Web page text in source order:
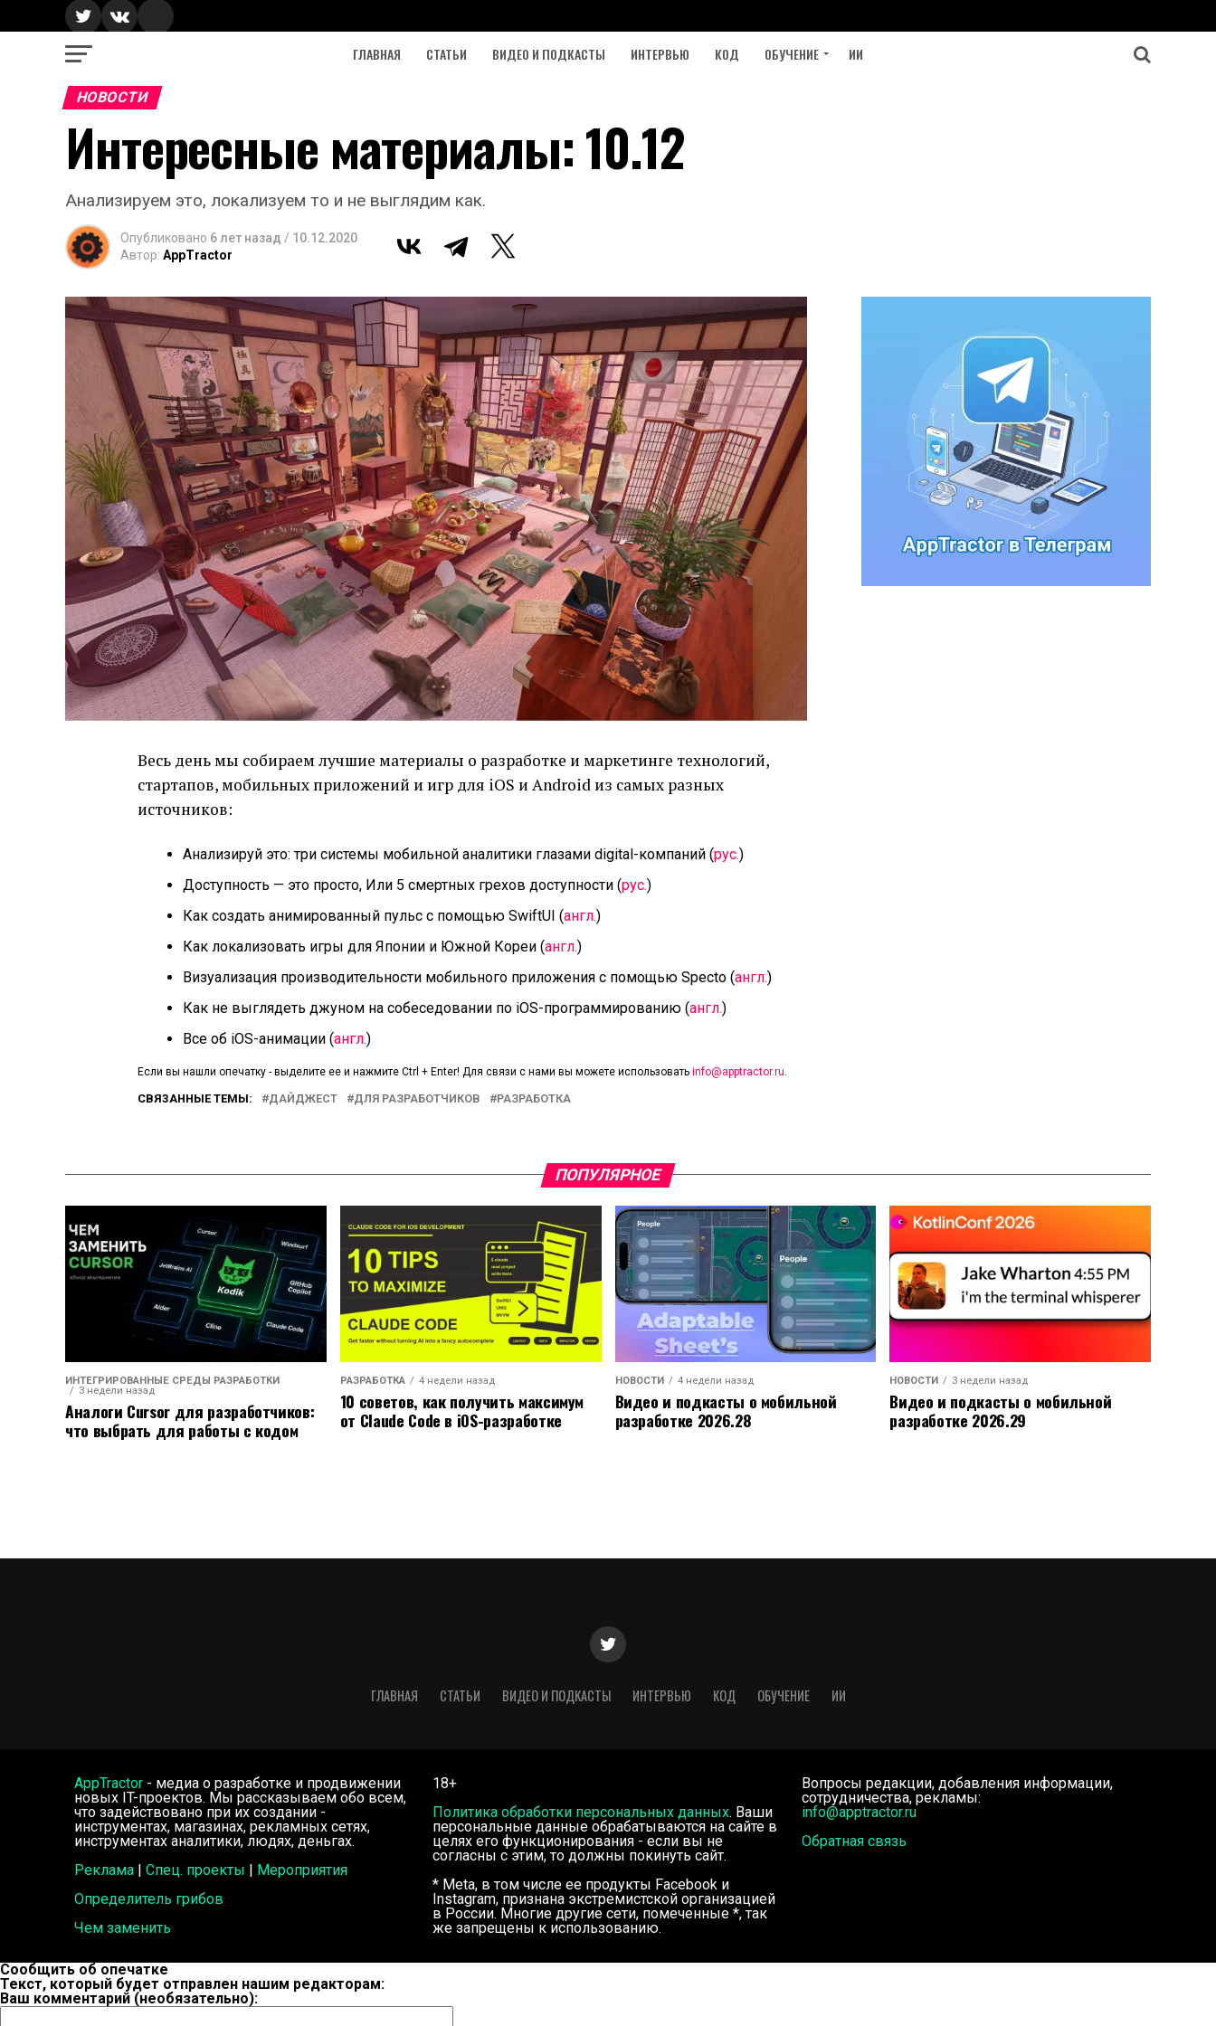
ГЛАВНАЯ СТАТЬИ ВИДЕО И ПОДКАСТЫ ИНТЕРВЬЮ КОД ОБУЧЕНИЕ ИИ
НОВОСТИ
Интересные материалы: 10.12
Анализируем это, локализуем то и не выглядим как.
Опубликовано 6 лет назад / 10.12.2020
Автор: AppTractor
Весь день мы собираем лучшие материалы о разработке и маркетинге технологий,
стартапов, мобильных приложений и игр для iOS и Android из самых разных
источников:
Анализируй это: три системы мобильной аналитики глазами digital-компаний (рус.)
Доступность — это просто, Или 5 смертных грехов доступности (рус.)
Как создать анимированный пульс с помощью SwiftUI (англ.)
Как локализовать игры для Японии и Южной Кореи (англ.)
Визуализация производительности мобильного приложения с помощью Specto (англ.)
Как не выглядеть джуном на собеседовании по iOS-программированию (англ.)
Все об iOS-анимации (англ.)
Если вы нашли опечатку - выделите ее и нажмите Ctrl + Enter! Для связи с нами вы можете использовать info@apptractor.ru
СВЯЗАННЫЕ ТЕМЫ: ДАЙДЖЕСТ ДЛЯ РАЗРАБОТЧИКОВ РАЗРАБОТКА
ПОПУЛЯРНОЕ
ИНТЕГРИРОВАННЫЕ СРЕДЫ РАЗРАБОТКИ
3 недели назад
Аналоги Cursor для разработчиков:
что выбрать для работы с кодом
РАЗРАБОТКА 4 недели назад
10 советов, как получить максимум
от Claude Code в iOS-разработке
НОВОСТИ 4 недели назад
Видео и подкасты о мобильной
разработке 2026.28
НОВОСТИ 3 недели назад
Видео и подкасты о мобильной
разработке 2026.29
ГЛАВНАЯ СТАТЬИ ВИДЕО И ПОДКАСТЫ ИНТЕРВЬЮ КОД ОБУЧЕНИЕ ИИ
AppTractor - медиа о разработке и продвижении
новых IT-проектов. Мы рассказываем обо всем,
что задействовано при их создании -
инструментах, магазинах, рекламных сетях,
инструментах аналитики, людях, деньгах.
Реклама | Спец. проекты | Мероприятия
Определитель грибов
Чем заменить
18+
Политика обработки персональных данных. Ваши
персональные данные обрабатываются на сайте в
целях его функционирования - если вы не
согласны с этим, то должны покинуть сайт.
* Meta, в том числе ее продукты Facebook и
Instagram, признана экстремистской организацией
в России. Многие другие сети, помеченные *, так
же запрещены к использованию.
Вопросы редакции, добавления информации,
сотрудничества, рекламы:
info@apptractor.ru
Обратная связь
Сообщить об опечатке
Текст, который будет отправлен нашим редакторам:
Ваш комментарий (необязательно):